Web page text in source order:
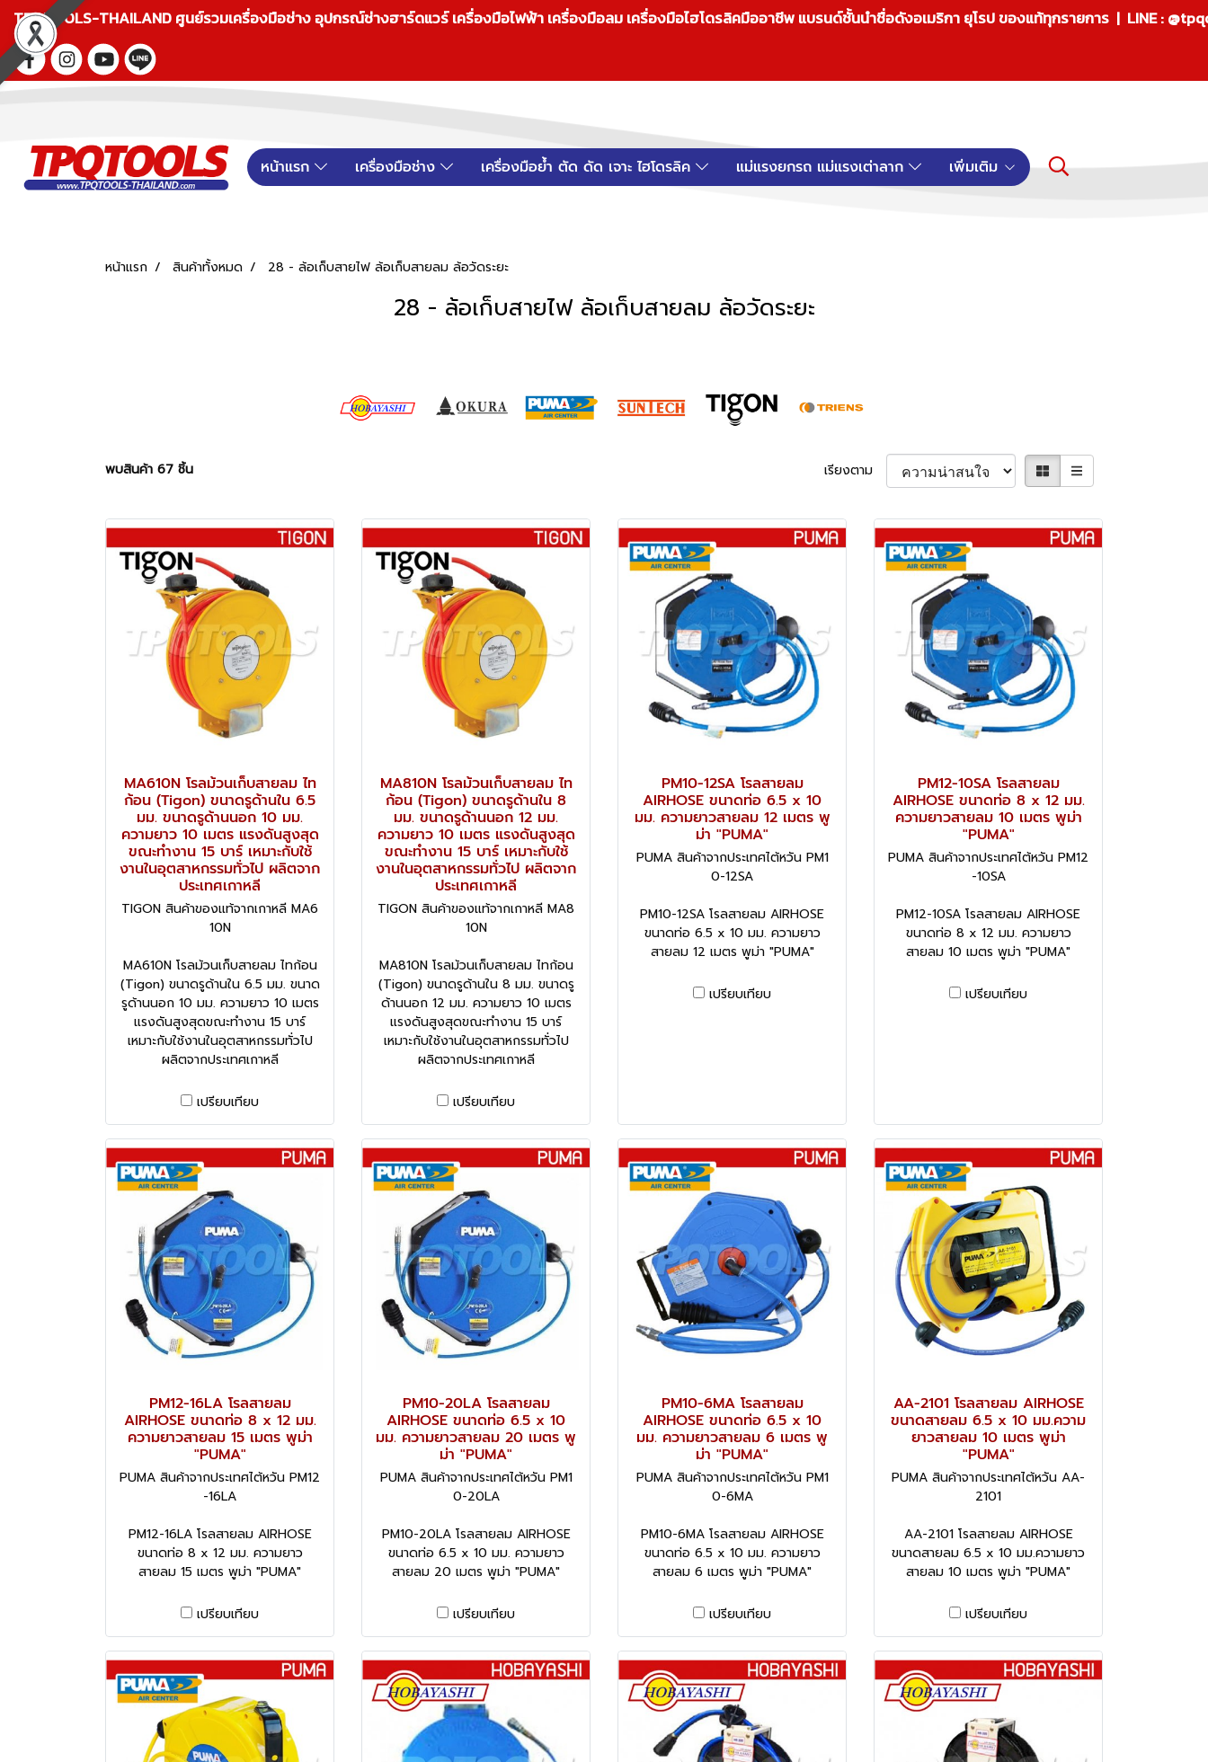
TPQTOOLS-THAILAND ศูนย์รวมเครื่องมือช่าง อุปกรณ์ช่างฮาร์ดแวร์ เครื่องมือไฟฟ้า เครื่องมือลม เครื่องมือไฮโดรลิคมืออาชีพ แบรนด์ชั้นนำชื่อดังอเมริกา ยุโรป ของแท้ทุกรายการ | LINE :
หน้าแรก เครื่องมือช่าง เครื่องมือย้ำ ตัด ดัด เจาะ ไฮโดรลิค แม่แรงยกรถ แม่แรงเต่าลาก เพิ่มเติม
หน้าแรก สินค้าทั้งหมด 28 - ล้อเก็บสายไฟ ล้อเก็บสายลม ล้อวัดระยะ
28 - ล้อเก็บสายไฟ ล้อเก็บสายลม ล้อวัดระยะ
พบสินค้า 67 ชิ้น เรียงตาม
MA610N โรลม้วนเก็บสายลม ไท
ก้อน (Tigon) ขนาดรูด้านใน 6.5
มม. ขนาดรูด้านนอก 10 มม.
ความยาว 10 เมตร แรงดันสูงสุด
ขณะทำงาน 15 บาร์ เหมาะกับใช้
งานในอุตสาหกรรมทั่วไป ผลิตจาก
ประเทศเกาหลี
TIGON สินค้าของแท้จากเกาหลี MA6
10N
MA610N โรลม้วนเก็บสายลม ไทก้อน
(Tigon) ขนาดรูด้านใน 6.5 มม. ขนาด
รูด้านนอก 10 มม. ความยาว 10 เมตร
แรงดันสูงสุดขณะทำงาน 15 บาร์
เหมาะกับใช้งานในอุตสาหกรรมทั่วไป
ผลิตจากประเทศเกาหลี
เปรียบเทียบ
MA810N โรลม้วนเก็บสายลม ไท
ก้อน (Tigon) ขนาดรูด้านใน 8
มม. ขนาดรูด้านนอก 12 มม.
ความยาว 10 เมตร แรงดันสูงสุด
ขณะทำงาน 15 บาร์ เหมาะกับใช้
งานในอุตสาหกรรมทั่วไป ผลิตจาก
ประเทศเกาหลี
TIGON สินค้าของแท้จากเกาหลี MA8
10N
MA810N โรลม้วนเก็บสายลม ไทก้อน
(Tigon) ขนาดรูด้านใน 8 มม. ขนาดรู
ด้านนอก 12 มม. ความยาว 10 เมตร
แรงดันสูงสุดขณะทำงาน 15 บาร์
เหมาะกับใช้งานในอุตสาหกรรมทั่วไป
ผลิตจากประเทศเกาหลี
เปรียบเทียบ
PM10-12SA โรลสายลม
AIRHOSE ขนาดท่อ 6.5 x 10
มม. ความยาวสายลม 12 เมตร พู
ม่า "PUMA"
PUMA สินค้าจากประเทศไต้หวัน PM1
0-12SA
PM10-12SA โรลสายลม AIRHOSE
ขนาดท่อ 6.5 x 10 มม. ความยาว
สายลม 12 เมตร พูม่า "PUMA"
เปรียบเทียบ
PM12-10SA โรลสายลม
AIRHOSE ขนาดท่อ 8 x 12 มม.
ความยาวสายลม 10 เมตร พูม่า
"PUMA"
PUMA สินค้าจากประเทศไต้หวัน PM12
-10SA
PM12-10SA โรลสายลม AIRHOSE
ขนาดท่อ 8 x 12 มม. ความยาว
สายลม 10 เมตร พูม่า "PUMA"
เปรียบเทียบ
PM12-16LA โรลสายลม
AIRHOSE ขนาดท่อ 8 x 12 มม.
ความยาวสายลม 15 เมตร พูม่า
"PUMA"
PUMA สินค้าจากประเทศไต้หวัน PM12
-16LA
PM12-16LA โรลสายลม AIRHOSE
ขนาดท่อ 8 x 12 มม. ความยาว
สายลม 15 เมตร พูม่า "PUMA"
เปรียบเทียบ
PM10-20LA โรลสายลม
AIRHOSE ขนาดท่อ 6.5 x 10
มม. ความยาวสายลม 20 เมตร พู
ม่า "PUMA"
PUMA สินค้าจากประเทศไต้หวัน PM1
0-20LA
PM10-20LA โรลสายลม AIRHOSE
ขนาดท่อ 6.5 x 10 มม. ความยาว
สายลม 20 เมตร พูม่า "PUMA"
เปรียบเทียบ
PM10-6MA โรลสายลม
AIRHOSE ขนาดท่อ 6.5 x 10
มม. ความยาวสายลม 6 เมตร พู
ม่า "PUMA"
PUMA สินค้าจากประเทศไต้หวัน PM1
0-6MA
PM10-6MA โรลสายลม AIRHOSE
ขนาดท่อ 6.5 x 10 มม. ความยาว
สายลม 6 เมตร พูม่า "PUMA"
เปรียบเทียบ
AA-2101 โรลสายลม AIRHOSE
ขนาดสายลม 6.5 x 10 มม.ความ
ยาวสายลม 10 เมตร พูม่า
"PUMA"
PUMA สินค้าจากประเทศไต้หวัน AA-
2101
AA-2101 โรลสายลม AIRHOSE
ขนาดสายลม 6.5 x 10 มม.ความยาว
สายลม 10 เมตร พูม่า "PUMA"
เปรียบเทียบ